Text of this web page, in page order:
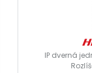
IP dverná